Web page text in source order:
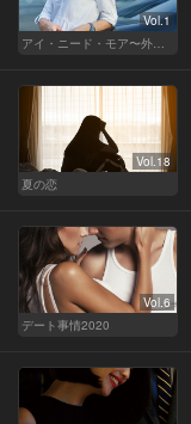
Vol.1
アイ・ニード・モア〜外資系オンナの欲望〜
Vol.18
夏の恋
Vol.6
デート事情2020